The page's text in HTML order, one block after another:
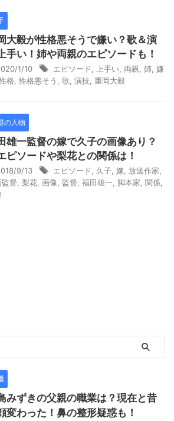
大毅が性格悪そうで嫌い？歌＆演
手い！姉や両親のエピソードも！
1/10 エピソード 上手い 両親 姉 嫌
格 性格悪そう 歌 演技 重岡大毅
の人物
雄一監督の嫁で久子の画像あり？
ピソードや梨花との関係は！
9/13 エピソード 久子 嫁 放送作家
督 梨花 画像 監督 福田雄一 脚本家 関係
みずきの父親の職業は？現在と昔
変わった！鼻の整形疑惑も！